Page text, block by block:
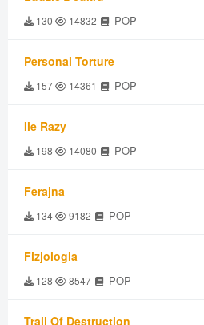
130 14832 POP
Personal Torture
157 14361 POP
Ile Razy
198 14080 POP
Ferajna
134 9182 POP
Fizjologia
128 8547 POP
Trail Of Destruction